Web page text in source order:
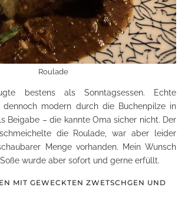
Roulade
bestens als Sonntagsessen. Echte
dennoch modern durch die Buchenpilze in
Beigabe – die kannte Oma sicher nicht. Der
die Roulade, war aber leider
Menge vorhanden. Mein Wunsch
wurde aber sofort und gerne erfüllt.
MIT GEWECKTEN ZWETSCHGEN UND V